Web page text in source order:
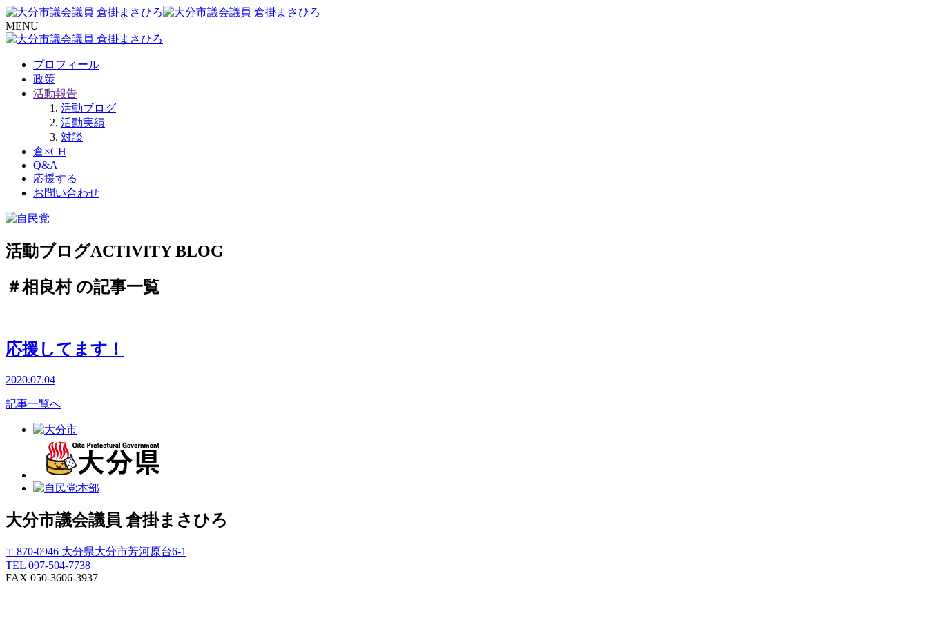
MENU
プロフィール
政策
活動報告
活動ブログ
活動実績
対談
倉×CH
Q&A
応援する
お問い合わせ
活動ブログACTIVITY BLOG
＃相良村 の記事一覧
応援してます！
2020.07.04
記事一覧へ
大分市議会議員 倉掛まさひろ
〒870-0946 大分県大分市芳河原台6-1
TEL 097-504-7738
FAX 050-3606-3937